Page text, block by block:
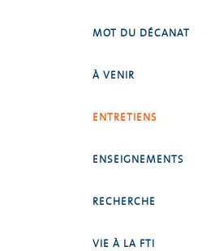
MOT DU DÉCANAT
À VENIR
ENTRETIENS
ENSEIGNEMENTS
RECHERCHE
VIE À LA FTI